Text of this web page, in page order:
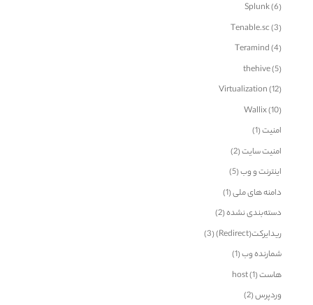
Splunk(6)
Tenable.sc(3)
Teramind(4)
thehive(5)
Virtualization(12)
Wallix(10)
امنیت(1)
امنیت سایت(2)
اینترنت و وب(5)
دامنه های ملی(1)
دسته‌بندی نشده(2)
ریدایرکت(Redirect)
(3)
شمارنده وب(1)
هاست host(1)
وردپرس(2)